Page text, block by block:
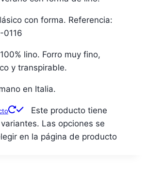
con forma. Referencia:
0116
lino. Forro muy fino,
y transpirable.
en Italia.
Este producto tiene
Las opciones se
en la página de producto